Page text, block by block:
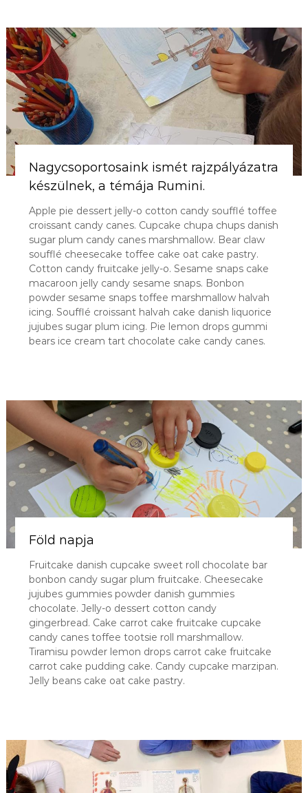
Nagycsoportosaink ismét rajzpályázatra
készülnek, a témája Rumini.
Apple pie dessert jelly-o cotton candy soufflé toffee
croissant candy canes. Cupcake chupa chups danish
sugar plum candy canes marshmallow. Bear claw
soufflé cheesecake toffee cake oat cake pastry.
Cotton candy fruitcake jelly-o. Sesame snaps cake
macaroon jelly candy sesame snaps. Bonbon
powder sesame snaps toffee marshmallow halvah
icing. Soufflé croissant halvah cake danish liquorice
jujubes sugar plum icing. Pie lemon drops gummi
bears ice cream tart chocolate cake candy canes.
Föld napja
Fruitcake danish cupcake sweet roll chocolate bar
bonbon candy sugar plum fruitcake. Cheesecake
jujubes gummies powder danish gummies
chocolate. Jelly-o dessert cotton candy
gingerbread. Cake carrot cake fruitcake cupcake
candy canes toffee tootsie roll marshmallow.
Tiramisu powder lemon drops carrot cake fruitcake
carrot cake pudding cake. Candy cupcake marzipan.
Jelly beans cake oat cake pastry.